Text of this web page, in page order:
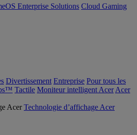
Enterprise Solutions Cloud Gaming
Divertissement Entreprise Pour tous les
Tactile Moniteur intelligent Acer Acer
Technologie d’affichage Acer